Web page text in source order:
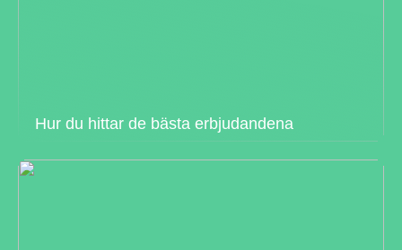
Hur du hittar de bästa erbjudandena